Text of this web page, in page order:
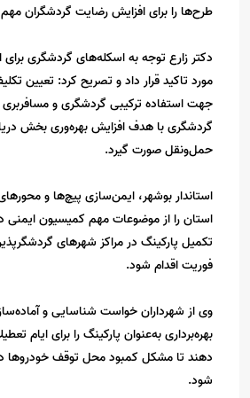
طرح‌ها را برای افزایش رضایت گردشگران
دکتر زارع توجه به اسکله‌های گردشگری برای
مورد تاکید قرار داد و تصریح کرد: تعیین
جهت استفاده ترکیبی گردشگری و مسافربری
گردشگری با هدف افزایش بهره‌وری بخش
حمل‌ونقل صورت گیرد.
استاندار بوشهر، ایمن‌سازی پیچ‌ها و
استان را از موضوعات مهم کمیسیون ایمنی
تکمیل پارکینگ در مراکز شهرهای
فوریت اقدام شود.
وی از شهرداران خواست شناسایی و
بهره‌برداری به‌عنوان پارکینگ را برای ایام
دهند تا مشکل کمبود محل توقف خودروها
شود.